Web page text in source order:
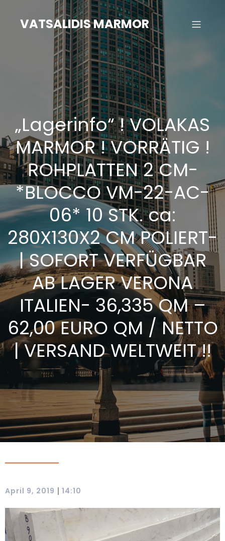
springenVATSALIDIS MARMOR
„Lagerinfo“ ! VOLAKAS
MARMOR ! VORRÄTIG !
ROHPLATTEN 2 CM-
*BLOCCO VM-22-AC-
06* 10 STK. ca:
280X130X2 CM POLIERT-
| SOFORT VERFÜGBAR
AB LAGER VERONA
ITALIEN- 36,335 QM –
62,00 EURO QM / NETTO
| VERSAND WELTWEIT !!
April 9, 2019 | 14:10